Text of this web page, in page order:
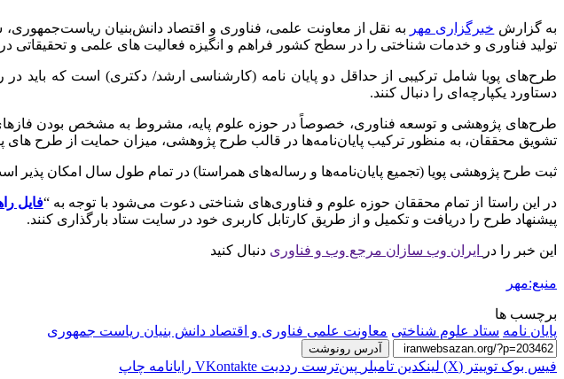
به گزارش خبرگزاری مهر به نقل از معاونت علمی، فناوری و اقتصاد دانش‌بنیان ریاست‌جمهوری،
تولید فناوری و خدمات شناختی را در سطح کشور فراهم و انگیزه فعالیت های علمی و
طرح‌های پویا شامل ترکیبی از حداقل دو پایان نامه (کارشناسی ارشد/ دکتری) است که باید
دستاورد یکپارچه‌ای را دنبال کنند.
طرح‌های پژوهشی و توسعه فناوری، خصوصاً در حوزه علوم پایه، مشروط به مشخص بودن فازهای
تشویق محققان، به منظور ترکیب پایان‌نامه‌ها در قالب طرح پژوهشی، میزان حمایت از طرح های
ثبت طرح پژوهشی پویا (تجمیع پایان‌نامه‌ها و رساله‌های همراستا) در تمام طول سال امکان پذیر
در این راستا از تمام محققان حوزه علوم و فناوری‌های شناختی دعوت می‌شود با توجه به “فایل
پیشنهاد طرح را دریافت و تکمیل و از طریق کارتابل کاربری خود در سایت ستاد بارگذاری کنند.
این خبر را در ایران وب سازان مرجع وب و فناوری دنبال کنید
منبع:مهر
برچسب ها
پایان نامه ستاد علوم شناختی معاونت علمی فناوری و اقتصاد دانش بنیان ریاست جمهوری
آدرس رونوشت
فیس بوک توییتر (X) لینکدین ‫تامبلر ‫پین‌ترست ‫رددیت ‫VKontakte رایانامه چاپ